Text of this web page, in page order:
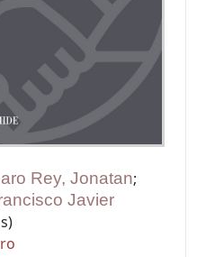
Rey, Jonatan;
Javier